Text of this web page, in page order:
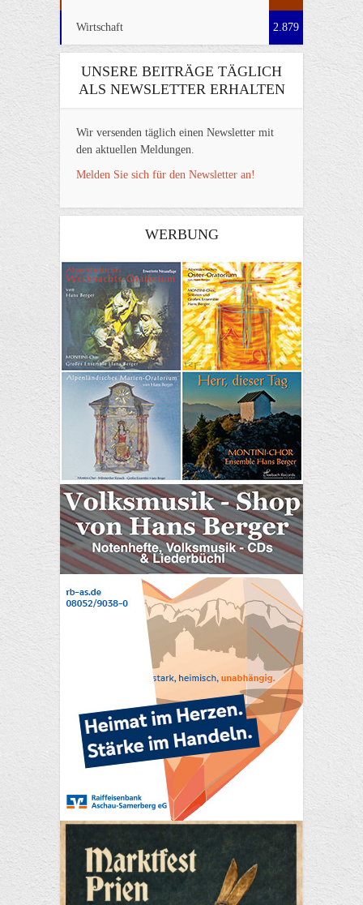
Wirtschaft 2.879
UNSERE BEITRÄGE TÄGLICH
ALS NEWSLETTER ERHALTEN
Wir versenden täglich einen Newsletter mit
den aktuellen Meldungen.
Melden Sie sich für den Newsletter an!
WERBUNG